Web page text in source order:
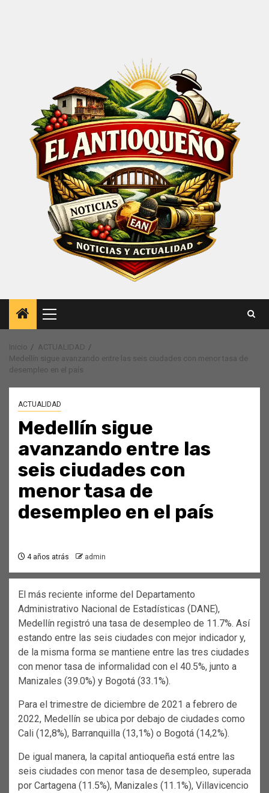
Menú
principal
Inicio
ACTUALIDAD
Medellín sigue avanzando entre las seis ciudades con menor tasa de
desempleo en el país
ACTUALIDAD
Medellín sigue
avanzando entre las
seis ciudades con
menor tasa de
desempleo en el país
4 años atrás admin
El más reciente informe del Departamento
Administrativo Nacional de Estadísticas (DANE),
Medellín registró una tasa de desempleo de 11.7%. Así
estando entre las seis ciudades con mejor indicador y,
de la misma forma se mantiene entre las tres ciudades
con menor tasa de informalidad con el 40.5%, junto a
Manizales (39.0%) y Bogotá (33.1%).
Para el trimestre de diciembre de 2021 a febrero de
2022, Medellín se ubica por debajo de ciudades como
Cali (12,8%), Barranquilla (13,1%) o Bogotá (14,2%).
De igual manera, la capital antioqueña está entre las
seis ciudades con menor tasa de desempleo, superada
por Cartagena (11.5%), Manizales (11.1%), Villavicencio